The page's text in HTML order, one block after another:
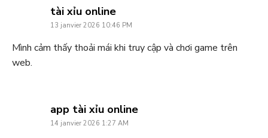
tài xỉu onlinesays:
13 janvier 2026 10:46 PM
Mình cảm thấy thoải mái khi truy cập và chơi game trên
web.
app tài xỉu onlinesays:
14 janvier 2026 1:27 AM